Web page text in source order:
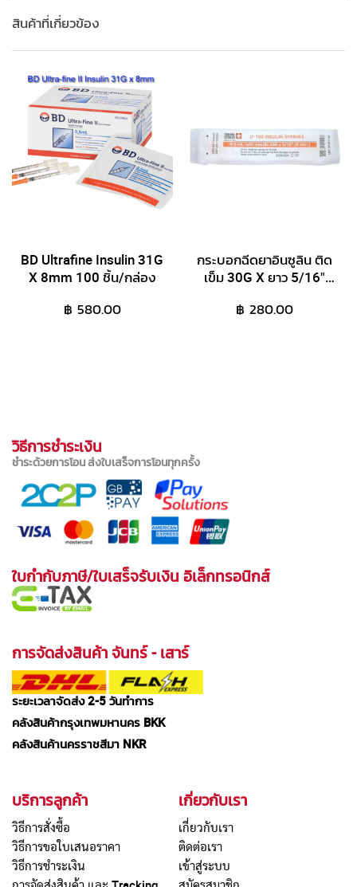
สินค้าที่เกี่ยวข้อง
BD Ultrafine Insulin 31G
X 8mm 100 ชิ้น/กล่อง
฿ 580.00
กระบอกฉีดยาอินซูลิน ติด
เข็ม 30G X ยาว 5/16"
฿ 280.00
วิธีการชำระเงิน
ชำระด้วยการโอน ส่งใบเสร็จการโอนทุกครั้ง
ใบกำกับภาษี/ใบเสร็จรับเงิน อิเล็กทรอนิกส์
การจัดส่งสินค้า จันทร์ - เสาร์
ระยะเวลาจัดส่ง 2-5 วันทำการ
คลังสินค้ากรุงเทพมหานคร BKK
คลังสินค้านครราชสีมา NKR
บริการลูกค้า
วิธีการสั่งซื้อ
วิธีการขอใบเสนอราคา
วิธีการชำระเงิน
เกี่ยวกับเรา
เกี่ยวกับเรา
ติดต่อเรา
เข้าสู่ระบบ